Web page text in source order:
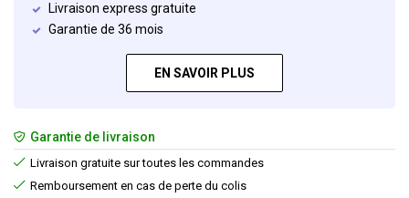
Livraison express gratuite
Garantie de 36 mois
EN SAVOIR PLUS
Garantie de livraison
Livraison gratuite sur toutes les commandes
Remboursement en cas de perte du colis